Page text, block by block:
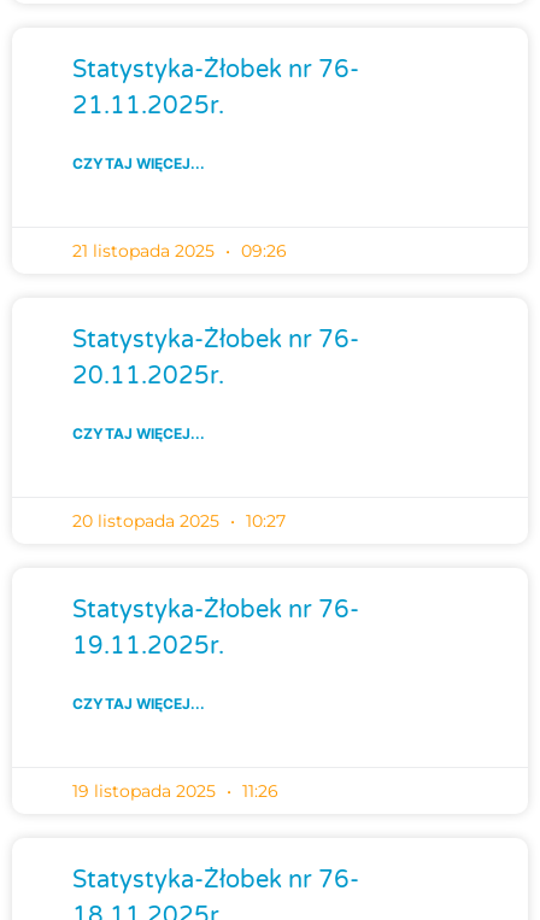
Statystyka-Żłobek nr 76-
21.11.2025r.
CZYTAJ WIĘCEJ...
21 listopada 2025 09:26
Statystyka-Żłobek nr 76-
20.11.2025r.
CZYTAJ WIĘCEJ...
20 listopada 2025 10:27
Statystyka-Żłobek nr 76-
19.11.2025r.
CZYTAJ WIĘCEJ...
19 listopada 2025 11:26
Statystyka-Żłobek nr 76-